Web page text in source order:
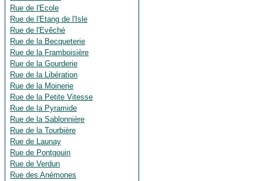
Rue de l'Ecole
Rue de l'Etang de l'Isle
Rue de l'Evêché
Rue de la Becqueterie
Rue de la Framboisière
Rue de la Gourderie
Rue de la Libération
Rue de la Moinerie
Rue de la Petite Vitesse
Rue de la Pyramide
Rue de la Sablonnière
Rue de la Tourbière
Rue de Launay
Rue de Pontgouin
Rue de Verdun
Rue des Anémones